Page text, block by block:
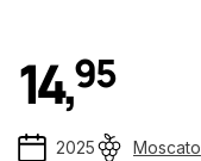
14,95
2025 Moscato